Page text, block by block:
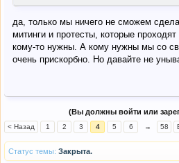
да, только мы ничего не сможем
митинги и протесты, которые
кому-то нужны. А кому нужны мы со
очень прискорбно. Но давайте не
(Вы должны войти или
< Назад 1 2 3 4 5 6 → 58
Статус темы: Закрыта.